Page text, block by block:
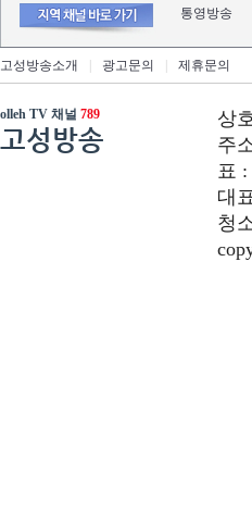
통영방송
고성방송소개 광고문의 제휴문의
olleh TV 채널 789
고성방송
상
주
표 :
대
청